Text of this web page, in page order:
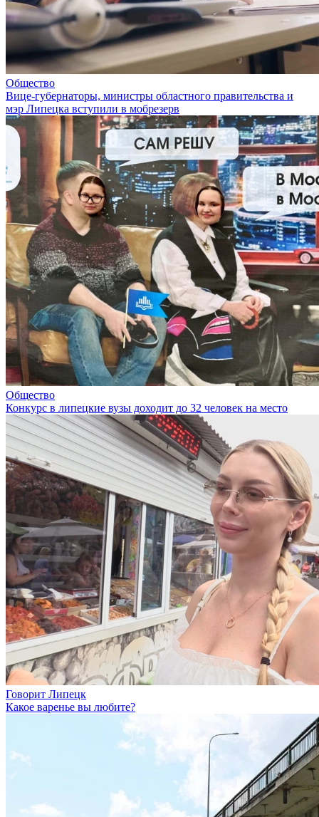
Общество
Вице-губернаторы, министры областного правительства и
мэр Липецка вступили в мобрезерв
Общество
Конкурс в липецкие вузы доходит до 32 человек на место
Говорит Липецк
Какое варенье вы любите?